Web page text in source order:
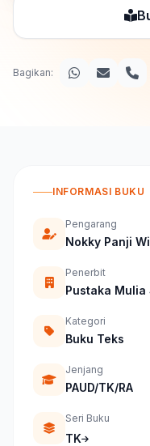
Bagikan:
INFORMASI BUKU
Pengarang
Nokky Panji
Penerbit
Pustaka Mulia
Kategori
Buku Teks
Jenjang
PAUD/TK/RA
Seri Buku
TK